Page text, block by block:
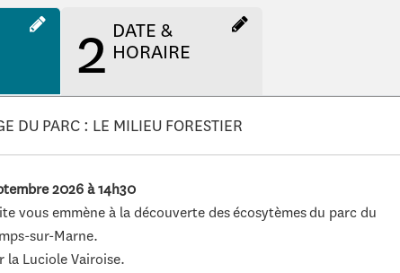
2 DATE &
HORAIRE
DU PARC : LE MILIEU FORESTIER
2026 à 14h30
vous emmène à la découverte des écosytèmes du parc du
sur-Marne.
la Luciole Vairoise.